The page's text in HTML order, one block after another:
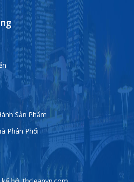
Sản Phẩm
Phân Phối